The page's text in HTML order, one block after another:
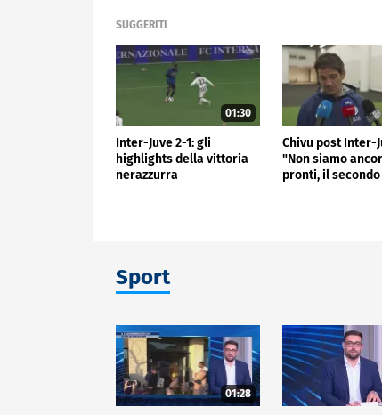
SUGGERITI
01:30
Inter-Juve 2-1: gli
highlights della vittoria
nerazzurra
Chivu post Inter-
"Non siamo
pronti, il
Sport
01:28